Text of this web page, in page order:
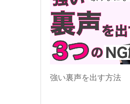
強い裏声を出す方法